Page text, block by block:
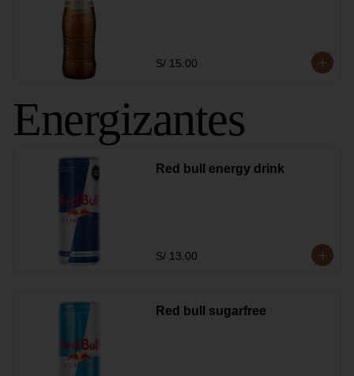
S/ 15.00
Energizantes
Red bull energy drink
S/ 13.00
Red bull sugarfree